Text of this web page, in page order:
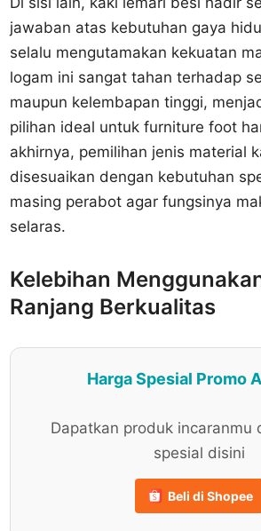
jawaban atas kebutuhan gaya
selalu mengutamakan kekuatan
logam ini sangat tahan terhadap
maupun kelembapan tinggi,
pilihan ideal untuk furniture foot
akhirnya, pemilihan jenis material
disesuaikan dengan kebutuhan
masing perabot agar fungsinya
selaras.
Kelebihan
Ranjang Berkualitas
Harga Spesial Promo
Dapatkan produk incaranmu
spesial disini
Beli di Shopee